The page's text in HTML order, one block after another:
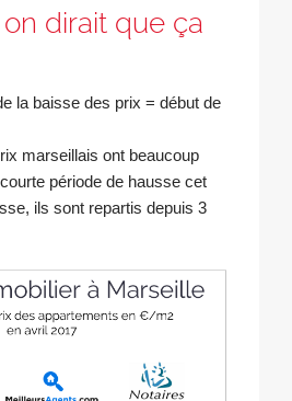
dirait que ça
la baisse des prix = début de
marseillais ont beaucoup
période de hausse cet
ils sont repartis depuis 3